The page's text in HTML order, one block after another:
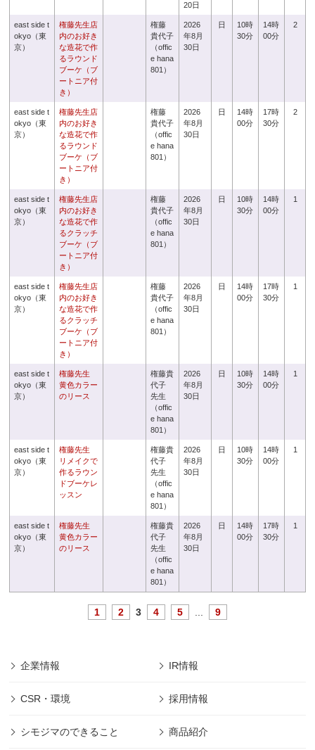
20日
east side t
okyo（東
京）
権藤先生店
内のお好き
な造花で作
るラウンド
ブーケ（ブ
ートニア付
き）
権藤
貴代子
（offic
e hana
801）
2026
年8月
30日
日
10時
30分
14時
00分
2
east side t
okyo（東
京）
権藤先生店
内のお好き
な造花で作
るラウンド
ブーケ（ブ
ートニア付
き）
権藤
貴代子
（offic
e hana
801）
2026
年8月
30日
日
14時
00分
17時
30分
2
east side t
okyo（東
京）
権藤先生店
内のお好き
な造花で作
るクラッチ
ブーケ（ブ
ートニア付
き）
権藤
貴代子
（offic
e hana
801）
2026
年8月
30日
日
10時
30分
14時
00分
1
east side t
okyo（東
京）
権藤先生店
内のお好き
な造花で作
るクラッチ
ブーケ（ブ
ートニア付
き）
権藤
貴代子
（offic
e hana
801）
2026
年8月
30日
日
14時
00分
17時
30分
1
east side t
okyo（東
京）
権藤先生
黄色カラー
のリース
権藤貴
代子
先生
（offic
e hana
801）
2026
年8月
30日
日
10時
30分
14時
00分
1
east side t
okyo（東
京）
権藤先生
リメイクで
作るラウン
ドブーケレ
ッスン
権藤貴
代子
先生
（offic
e hana
801）
2026
年8月
30日
日
10時
30分
14時
00分
1
east side t
okyo（東
京）
権藤先生
黄色カラー
のリース
権藤貴
代子
先生
（offic
e hana
801）
2026
年8月
30日
日
14時
00分
17時
30分
1
1 2 3 4 5 9
企業情報 IR情報
CSR・環境 採用情報
シモジマのできること 商品紹介